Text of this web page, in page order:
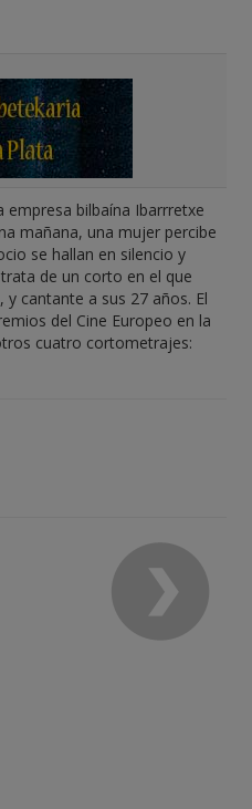
bilbaína Ibarrretxe
mañana, una mujer percibe
se hallan en silencio y
de un corto en el que
cantante a sus 27 años. El
del Cine Europeo en la
cuatro cortometrajes: